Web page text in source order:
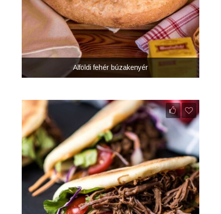
Alföldi fehér búzakenyér